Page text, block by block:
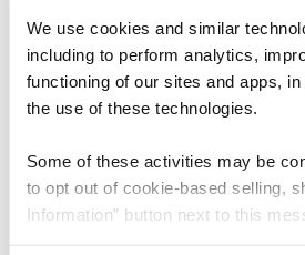
We use cookies and similar
including to perform analytics,
functioning of our sites and apps,
the use of these technologies.
Some of these activities may be
to opt out of cookie-based selling,
Information” button next to this